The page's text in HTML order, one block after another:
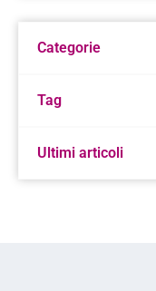
Categorie
Tag
Ultimi articoli